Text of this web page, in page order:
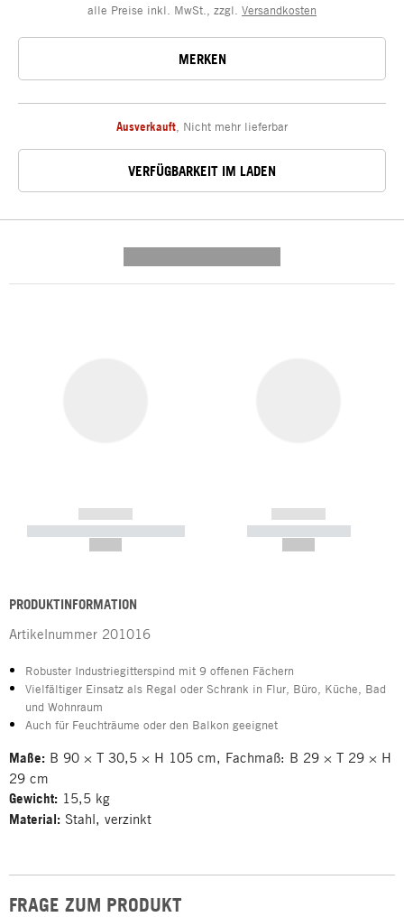
alle Preise inkl. MwSt., zzgl. Versandkosten
MERKEN
Ausverkauft Nicht mehr lieferbar
VERFÜGBARKEIT IM LADEN
------------
----------- ----------- -----------
------------
----------- -----------
PRODUKTINFORMATION
Artikelnummer 201016
Robuster Industriegitterspind mit 9 offenen Fächern
Vielfältiger Einsatz als Regal oder Schrank in Flur, Büro, Küche, Bad
und Wohnraum
Auch für Feuchträume oder den Balkon geeignet
Maße: B 90 × T 30,5 × H 105 cm, Fachmaß: B 29 × T 29 × H
29 cm
Gewicht: 15,5 kg
Material: Stahl, verzinkt
FRAGE ZUM PRODUKT